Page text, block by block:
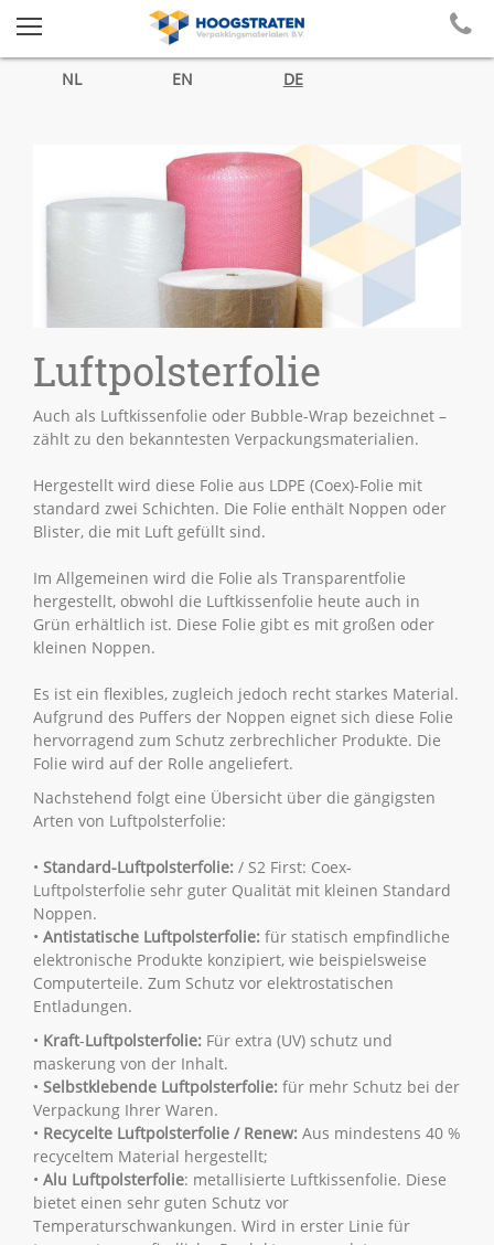
NL EN DE
Luftpolsterfolie
Auch als Luftkissenfolie oder Bubble-Wrap bezeichnet –
zählt zu den bekanntesten Verpackungsmaterialien.
Hergestellt wird diese Folie aus LDPE (Coex)-Folie mit
standard zwei Schichten. Die Folie enthält Noppen oder
Blister, die mit Luft gefüllt sind.
Im Allgemeinen wird die Folie als Transparentfolie
hergestellt, obwohl die Luftkissenfolie heute auch in
Grün erhältlich ist. Diese Folie gibt es mit großen oder
kleinen Noppen.
Es ist ein flexibles, zugleich jedoch recht starkes Material.
Aufgrund des Puffers der Noppen eignet sich diese Folie
hervorragend zum Schutz zerbrechlicher Produkte. Die
Folie wird auf der Rolle angeliefert.
Nachstehend folgt eine Übersicht über die gängigsten
Arten von Luftpolsterfolie:
• Standard-Luftpolsterfolie: / S2 First: Coex-
Luftpolsterfolie sehr guter Qualität mit kleinen Standard
Noppen.
• Antistatische Luftpolsterfolie: für statisch empfindliche
elektronische Produkte konzipiert, wie beispielsweise
Computerteile. Zum Schutz vor elektrostatischen
Entladungen.
• Kraft-Luftpolsterfolie: Für extra (UV) schutz und
maskerung von der Inhalt.
• Selbstklebende Luftpolsterfolie: für mehr Schutz bei der
Verpackung Ihrer Waren.
• Recycelte Luftpolsterfolie / Renew: Aus mindestens 40 %
recyceltem Material hergestellt;
• Alu Luftpolsterfolie: metallisierte Luftkissenfolie. Diese
bietet einen sehr guten Schutz vor
Temperaturschwankungen. Wird in erster Linie für